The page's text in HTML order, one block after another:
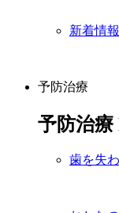
新着情報
予防治療
予防治療
歯を失